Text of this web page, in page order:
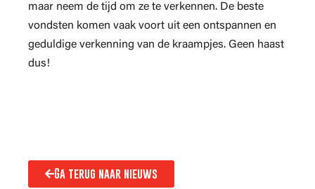
maar neem de tijd om ze te verkennen. De beste
vondsten komen vaak voort uit een ontspannen en
geduldige verkenning van de kraampjes. Geen haast
dus!
Ga terug naar nieuws